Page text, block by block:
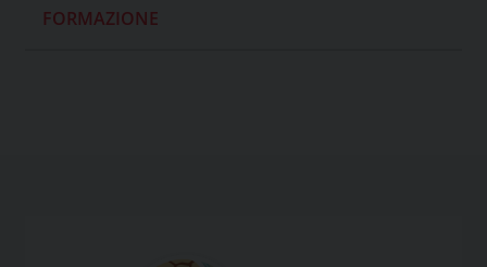
FORMAZIONE